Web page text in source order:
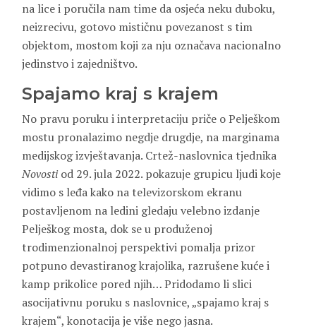
na lice i poručila nam time da osjeća neku duboku,
neizrecivu, gotovo mističnu povezanost s tim
objektom, mostom koji za nju označava nacionalno
jedinstvo i zajedništvo.
Spajamo kraj s krajem
No pravu poruku i interpretaciju priče o Pelješkom
mostu pronalazimo negdje drugdje, na marginama
medijskog izvještavanja. Crtež-naslovnica tjednika
Novostiod 29. jula 2022. pokazuje grupicu ljudi koje
vidimo s leđa kako na televizorskom ekranu
postavljenom na ledini gledaju velebno izdanje
Pelješkog mosta, dok se u produženoj
trodimenzionalnoj perspektivi pomalja prizor
potpuno devastiranog krajolika, razrušene kuće i
kamp prikolice pored njih… Pridodamo li slici
asocijativnu poruku s naslovnice, „spajamo kraj s
krajem“, konotacija je više nego jasna.